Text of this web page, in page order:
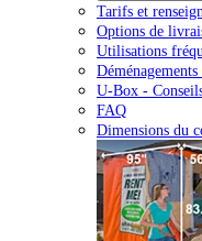
Tarifs et
Options de
Utilisations
U-Box -
FAQ
Dimensions du